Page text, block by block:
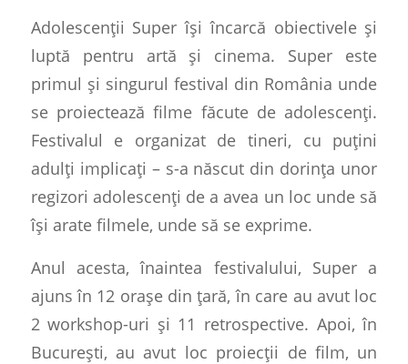
Adolescenții Super își încarcă obiectivele și
luptă pentru artă și cinema. Super este
primul și singurul festival din România unde
se proiectează filme făcute de adolescenți.
Festivalul e organizat de tineri, cu puțini
adulți implicați – s-a născut din dorința unor
regizori adolescenți de a avea un loc unde să
își arate filmele, unde să se exprime.
Anul acesta, înaintea festivalului, Super a
ajuns în 12 orașe din țară, în care au avut loc
2 workshop-uri și 11 retrospective. Apoi, în
București, au avut loc proiecții de film, un